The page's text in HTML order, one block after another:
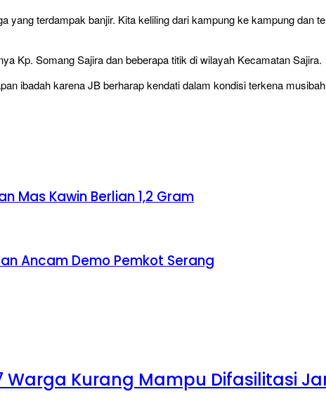
yang terdampak banjir. Kita keliling dari kampung ke kampung dan
Kp. Somang Sajira dan beberapa titik di wilayah Kecamatan Sajira.
ibadah karena JB berharap kendati dalam kondisi terkena
Mas Kawin Berlian 1,2 Gram
Ancam Demo Pemkot Serang
Warga Kurang Mampu Difasilitasi